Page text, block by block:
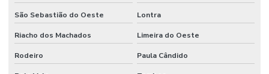
São Sebastião do Oeste Lontra
Riacho dos Machados Limeira do Oeste
Rodeiro Paula Cândido